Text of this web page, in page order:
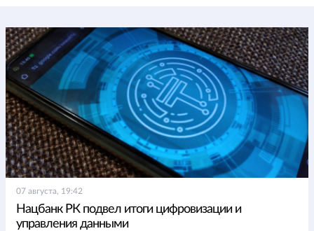
07 августа, 19:42
Нацбанк РК подвел итоги цифровизации и
управления данными